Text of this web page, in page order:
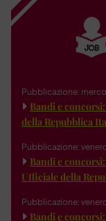
Pubblicazione:
Bandi e
della Repubblica
Pubblicazione:
Bandi e
Ufficiale della
Pubblicazione:
Bandi e